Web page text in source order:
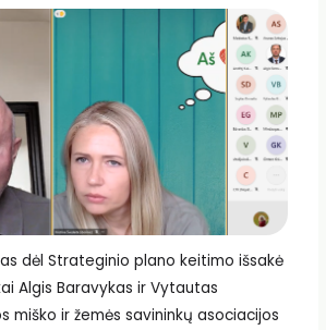
dėl Strateginio plano keitimo išsakė
Algis Baravykas ir Vytautas
miško ir žemės savininkų asociacijos